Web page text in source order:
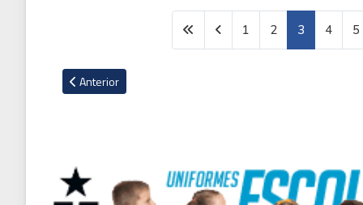
1 2 3 4 5
Artículo anterior: La impresionante mansión que el actor
Anterior